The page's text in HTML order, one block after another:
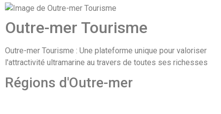
Outre-mer Tourisme
Outre-mer Tourisme : Une plateforme unique pour valoriser
l'attractivité ultramarine au travers de toutes ses richesses
Régions d'Outre-mer